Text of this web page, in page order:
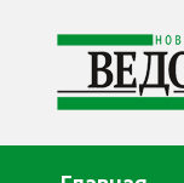
содержанию